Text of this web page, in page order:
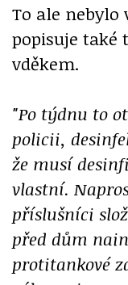
To ale nebylo
popisuje také
vděkem.
"Po týdnu to
policii,
že musí
vlastní.
příslušníci
před dům
protitankové